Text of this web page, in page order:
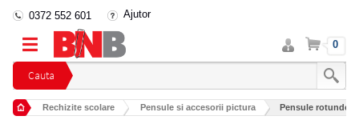
Cauta
0372 552 601 Ajutor
Intra
in
cont
Cos 0
Rechizite scolare Pensule si accesorii pictura Pensule rotunde